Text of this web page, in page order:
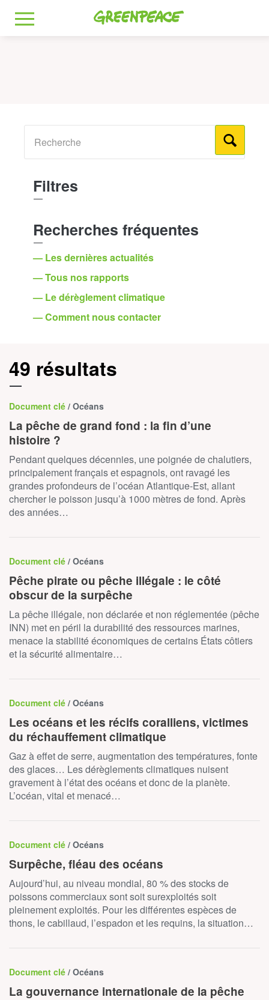
Greenpeace
MENU
Filtres
Recherches fréquentes
— Les dernières actualités
— Tous nos rapports
— Le dérèglement climatique
— Comment nous contacter
49 résultats
Document clé / Océans
La pêche de grand fond : la fin d’une
histoire ?
Pendant quelques décennies, une poignée de chalutiers,
principalement français et espagnols, ont ravagé les
grandes profondeurs de l’océan Atlantique-Est, allant
chercher le poisson jusqu’à 1000 mètres de fond. Après
des années…
Document clé / Océans
Pêche pirate ou pêche illégale : le côté
obscur de la surpêche
La pêche illégale, non déclarée et non réglementée (pêche
INN) met en péril la durabilité des ressources marines,
menace la stabilité économiques de certains États côtiers
et la sécurité alimentaire…
Document clé / Océans
Les océans et les récifs coralliens, victimes
du réchauffement climatique
Gaz à effet de serre, augmentation des températures, fonte
des glaces… Les dérèglements climatiques nuisent
gravement à l’état des océans et donc de la planète.
L’océan, vital et menacé…
Document clé / Océans
Surpêche, fléau des océans
Aujourd’hui, au niveau mondial, 80 % des stocks de
poissons commerciaux sont soit surexploités soit
pleinement exploités. Pour les différentes espèces de
thons, le cabillaud, l’espadon et les requins, la situation…
Document clé / Océans
La gouvernance internationale de la pêche